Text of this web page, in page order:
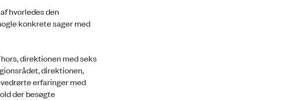
hvorledes den
konkrete sager med
direktionen med seks
direktionen,
erfaringer med
der besøgte